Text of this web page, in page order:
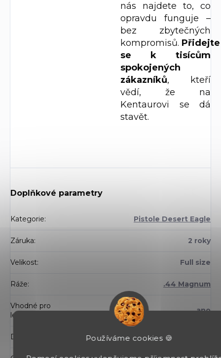
Používáme cookies 🍪
nás najdete to, co
opravdu funguje –
bez zbytečných
kompromisů. Přidejte
se k tisícům
spokojených
zákazníků, kteří
vědí, že na
Kentaurovi se dá
stavět.
Doplňkové parametry
Kategorie: Pistole Desert Eagle
Záruka: 2 roky
Velikost: Full size
Ráže: .44 Magnum
Vhodné pro
leváky
ano
Délka hlavně